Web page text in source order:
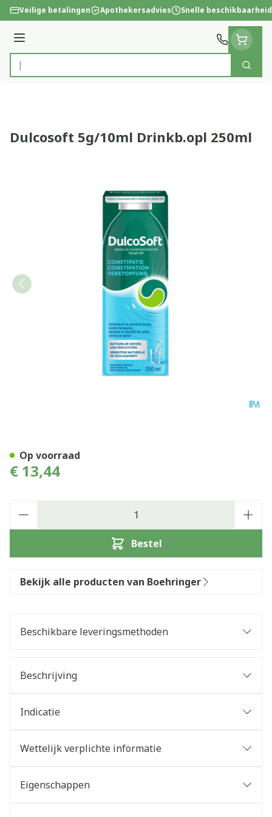
Ga naar de inhoud
Veilige betalingen Apothekersadvies Snelle beschikbaarheid
Menu
Product, merk, categorie...
Zoek
Dulcosoft 5g/10ml Drinkb.opl 250ml
€ 13,44
Bestel
Op voorraad
Bekijk alle producten van Boehringer
Beschikbare leveringsmethoden
Beschrijving
Indicatie
Wettelijk verplichte informatie
Eigenschappen